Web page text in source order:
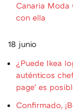
Canaria Moda
con ella
18 junio
¿Puede Ikea
auténticos
page' es
Confirmado,